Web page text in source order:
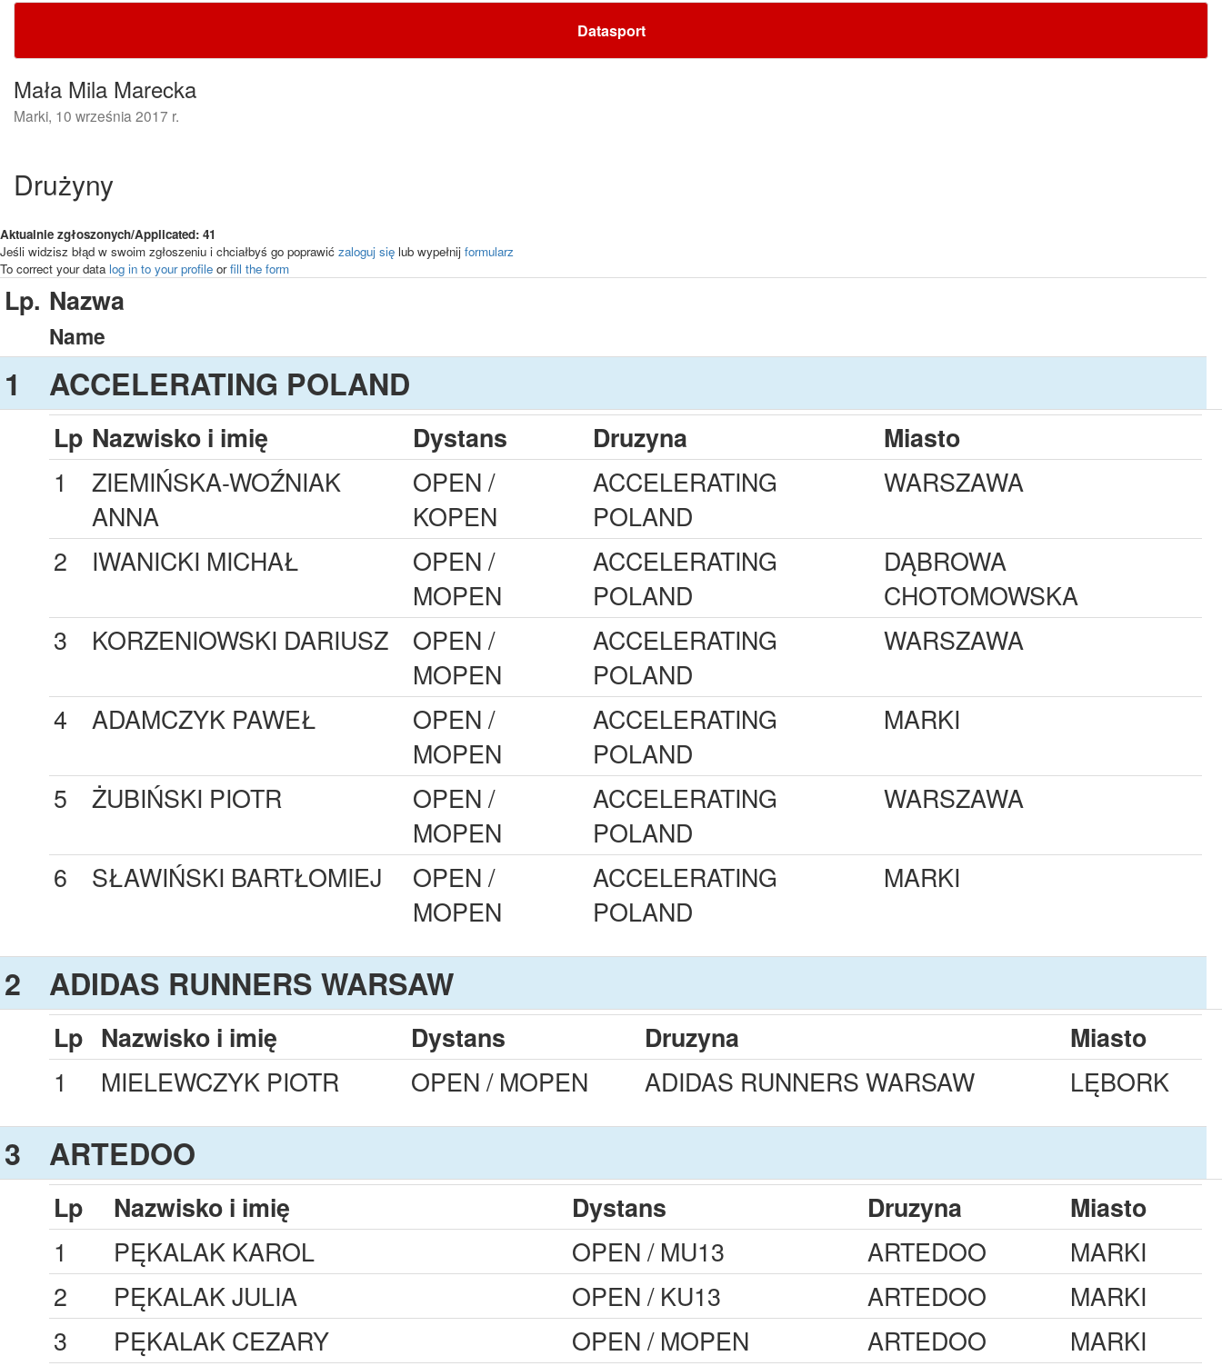
Datasport
Mała Mila Marecka
Marki, 10 września 2017 r.
Drużyny
Aktualnie zgłoszonych/Applicated: 41
Jeśli widzisz błąd w swoim zgłoszeniu i chciałbyś go poprawić zaloguj się lub wypełnij formularz
To correct your data log in to your profile orfill the form
Lp. Nazwa
Name
1 ACCELERATING POLAND
Lp Nazwisko i imię Dystans Druzyna Miasto
1
ZIEMIŃSKA-WOŹNIAK
ANNA
OPEN /
KOPEN
ACCELERATING
POLAND
WARSZAWA
2 IWANICKI MICHAŁ
OPEN /
MOPEN
ACCELERATING
POLAND
DĄBROWA
CHOTOMOWSKA
3
KORZENIOWSKI DARIUSZ
OPEN /
MOPEN
ACCELERATING
POLAND
WARSZAWA
4 ADAMCZYK PAWEŁ
OPEN /
MOPEN
ACCELERATING
POLAND
MARKI
5 ŻUBIŃSKI PIOTR
OPEN /
MOPEN
ACCELERATING
POLAND
WARSZAWA
6 SŁAWIŃSKI BARTŁOMIEJ
OPEN /
MOPEN
ACCELERATING
POLAND
MARKI
2 ADIDAS RUNNERS WARSAW
Lp Nazwisko i imię Dystans Druzyna Miasto
1 MIELEWCZYK PIOTR OPEN / MOPEN ADIDAS RUNNERS WARSAW LĘBORK
3 ARTEDOO
Lp Nazwisko i imię Dystans Druzyna Miasto
1 PĘKALAK KAROL OPEN / MU13 ARTEDOO
MARKI
2
PĘKALAK JULIA OPEN / KU13 ARTEDOO
MARKI
3
PĘKALAK CEZARY OPEN / MOPEN ARTEDOO
MARKI